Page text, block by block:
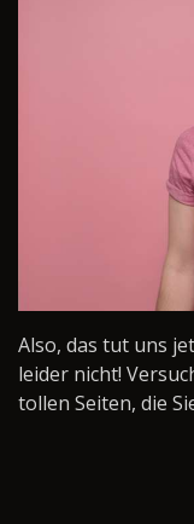
Also, das tut uns
leider nicht!
tollen Seiten, die